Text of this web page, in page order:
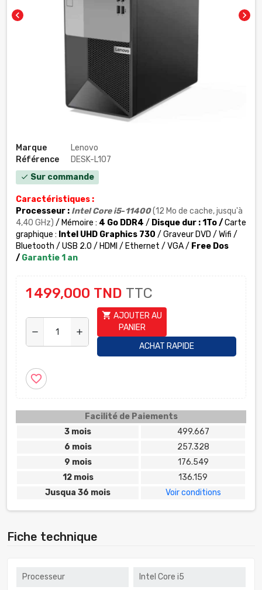
chevron_left chevron_right
Marque
Lenovo
Référence
DESK-L107
check Sur commande
Caractéristiques :
Processeur : Intel Core i5-11400(12 Mo de cache, jusqu'à
4,40 GHz) / Mémoire : 4 Go DDR4 / Disque dur : 1To /Carte
graphique : Intel UHD Graphics 730 / Graveur DVD / Wifi /
Bluetooth / USB 2.0 / HDMI / Ethernet / VGA / Free Dos
/ Garantie 1 an
1 499,000 TND TTC
remove add
shopping_cart AJOUTER AU
PANIER
ACHAT RAPIDE
favorite_border
Facilité de Paiements
3 mois
499.667
6 mois
257.328
9 mois
176.549
12 mois
136.159
Jusqua 36 mois
Voir conditions
Fiche technique
Processeur Intel Core i5